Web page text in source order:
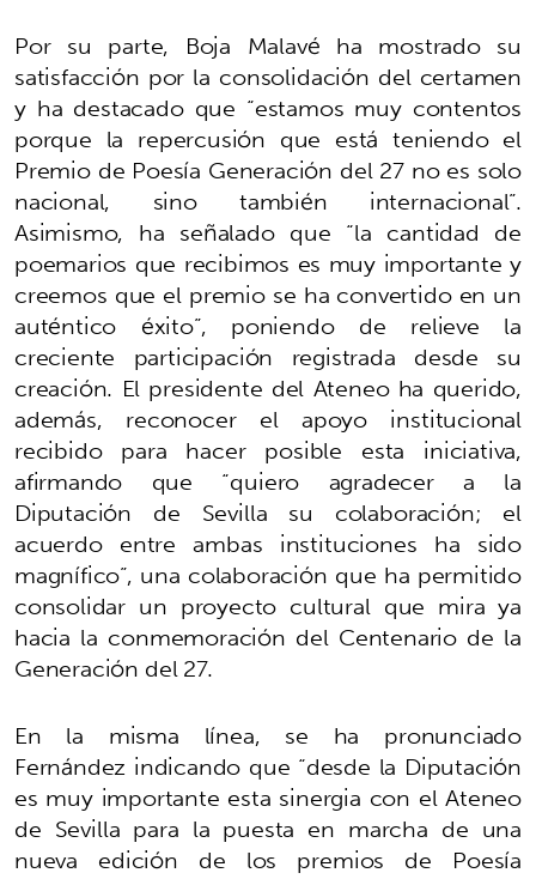
Por su parte, Boja Malavé ha mostrado su
satisfacción por la consolidación del certamen
y ha destacado que “estamos muy contentos
porque la repercusión que está teniendo el
Premio de Poesía Generación del 27 no es solo
nacional, sino también internacional”.
Asimismo, ha señalado que “la cantidad de
poemarios que recibimos es muy importante y
creemos que el premio se ha convertido en un
auténtico éxito”, poniendo de relieve la
creciente participación registrada desde su
creación. El presidente del Ateneo ha querido,
además, reconocer el apoyo institucional
recibido para hacer posible esta iniciativa,
afirmando que “quiero agradecer a la
Diputación de Sevilla su colaboración; el
acuerdo entre ambas instituciones ha sido
magnífico”, una colaboración que ha permitido
consolidar un proyecto cultural que mira ya
hacia la conmemoración del Centenario de la
Generación del 27.
En la misma línea, se ha pronunciado
Fernández indicando que “desde la Diputación
es muy importante esta sinergia con el Ateneo
de Sevilla para la puesta en marcha de una
nueva edición de los premios de Poesía